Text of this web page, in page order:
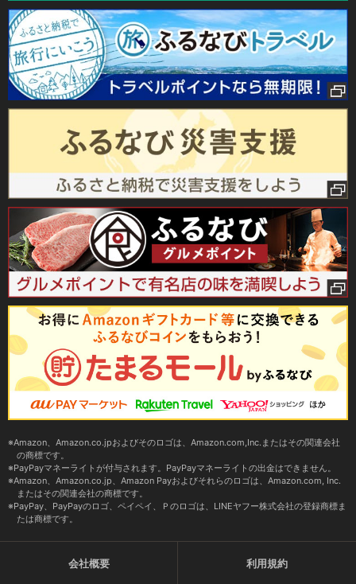
Amazon、Amazon.co.jpおよびそのロゴは、Amazon.com,Inc.またはその関連会社
の商標です。
PayPayマネーライトが付与されます。PayPayマネーライトの出金はできません。
Amazon、Amazon.co.jp、Amazon Payおよびそれらのロゴは、Amazon.com, Inc.
またはその関連会社の商標です。
PayPay、PayPayのロゴ、ペイペイ、Ｐのロゴは、LINEヤフー株式会社の登録商標ま
たは商標です。
会社概要 利用規約